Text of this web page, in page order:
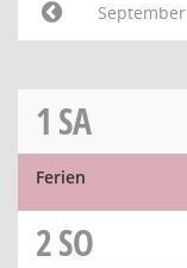
September
1 SA
Ferien
2SO